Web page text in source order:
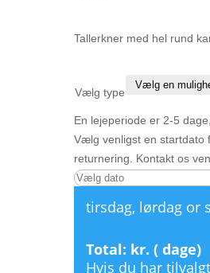
Tallerkner med hel rund
Vælg type
En lejeperiode er 2-5
Vælg venligst en startdato
returnering. Kontakt os
tirsdag, lørdag or
Total: kr. (dage)
Hvis du har